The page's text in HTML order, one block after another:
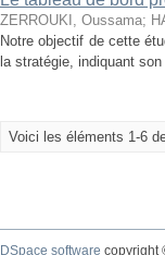
ZERROUKI, Oussama;
Notre objectif de cette
la stratégie, indiquant
Voici les éléments 1-6
DSpace software copyright